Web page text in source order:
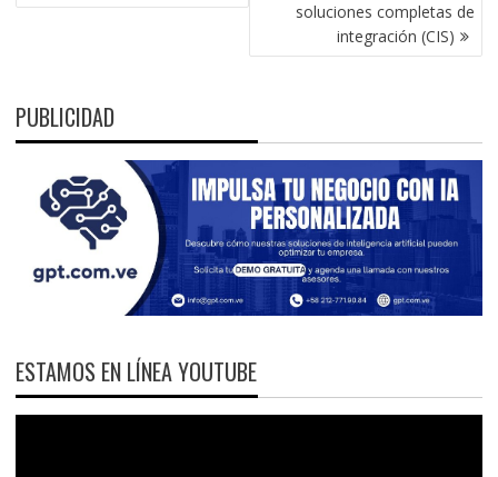
soluciones completas de
integración (CIS)
PUBLICIDAD
ESTAMOS EN LÍNEA YOUTUBE